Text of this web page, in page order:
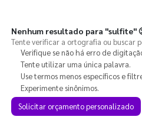
Nenhum resultado para "sulfite"
Tente verificar a ortografia ou buscar
Verifique se não há erro de
Tente utilizar uma única palavra.
Use termos menos específicos e
Experimente sinônimos.
Solicitar orçamento personalizado